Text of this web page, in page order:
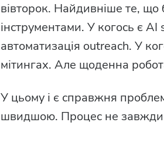
вівторок. Найдивніше те, що
інструментами. У когось є
автоматизація outreach. У
мітингах. Але щоденна
У цьому і є справжня
швидшою. Процес не завжди